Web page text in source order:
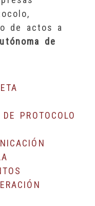
de actos a
de
PROTOCOLO